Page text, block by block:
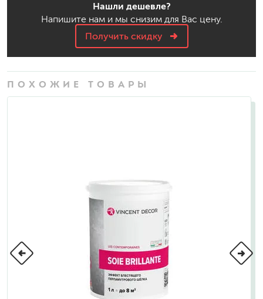
Нашли дешевле?
Напишите нам и мы снизим для Вас цену.
Получить скидку
ПОХОЖИЕ ТОВАРЫ